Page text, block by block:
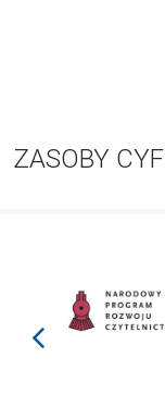
ZASOBY
prev